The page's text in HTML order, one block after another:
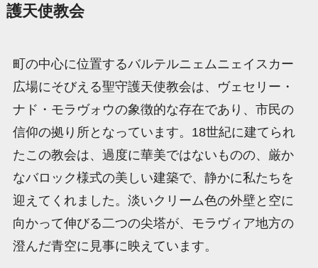
護天使教会
町の中心に位置するバルテルニェムニェイスカー
広場にそびえる聖守護天使教会は、ヴェセリー・
ナド・モラヴォウの象徴的な存在であり、市民の
信仰の拠り所となっています。18世紀に建てられ
たこの教会は、過度に華美ではないものの、厳か
なバロック様式の美しい建築で、静かに私たちを
迎えてくれました。淡いクリーム色の外壁と空に
向かって伸びる二つの尖塔が、モラヴィア地方の
澄んだ青空に見事に映えています。